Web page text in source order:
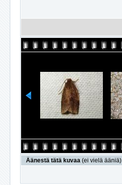
Äänestä tätä kuvaa (ei vielä ääniä)